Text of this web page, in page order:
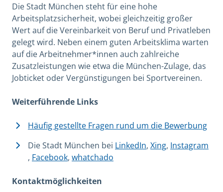
Die Stadt München steht für eine hohe
Arbeitsplatzsicherheit, wobei gleichzeitig großer
Wert auf die Vereinbarkeit von Beruf und Privatleben
gelegt wird. Neben einem guten Arbeitsklima warten
auf die Arbeitnehmer*innen auch zahlreiche
Zusatzleistungen wie etwa die München-Zulage, das
Jobticket oder Vergünstigungen bei Sportvereinen.
Weiterführende Links
Häufig gestellte Fragen rund um die Bewerbung
Die Stadt München bei LinkedIn, Xing, Instagram
, Facebook, whatchado
Kontaktmöglichkeiten